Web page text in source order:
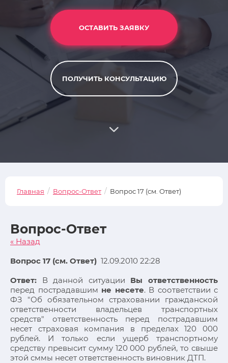
ОСТАВИТЬ ЗАЯВКУ
ПОЛУЧИТЬ КОНСУЛЬТАЦИЮ
Главная / Вопрос-Ответ / Вопрос 17 (см. Ответ)
Вопрос-Ответ
« Назад
Вопрос 17 (см. Ответ) 12.09.2010 22:28
Ответ: В данной ситуации Вы ответственность
перед пострадавшим не несете. В соответствии с
ФЗ "Об обязательном страховании гражданской
ответственности владельцев транспортных
средств" ответственность перед пострадавшим
несет страховая компания в пределах 120 000
рублей. И только если ущерб транспортному
средству превысит сумму 120 000 рублей, то свыше
этой сммы несет ответственность виновник ДТП.